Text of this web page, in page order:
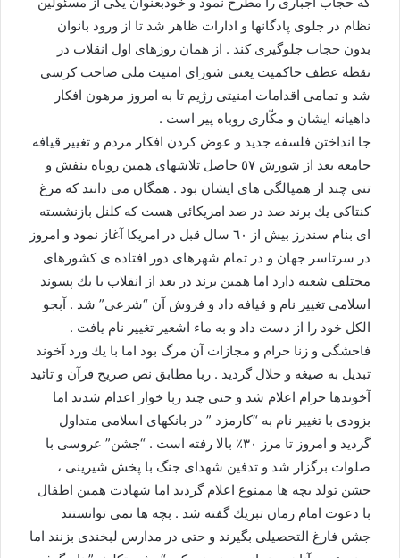
نظام در جلوى پادگانها و ادارات ظاهر شد تا از ورود بانوان
بدون حجاب جلوگيرى كند . از همان روزهاى اول انقلاب در
نقطه عطف حاكميت يعنى شوراى امنيت ملى صاحب كرسى
شد و تمامى اقدامات امنيتى رژيم تا به امروز مرهون افكار
داهيانه ايشان و مكّارى روباه پير است .
جا انداختن فلسفه جديد و عوض كردن افكار مردم و تغيير قيافه
جامعه بعد از شورش ٥٧ حاصل تلاشهاى همين روباه بنفش و
تنى چند از همپالگى هاى ايشان بود . همگان مى دانند كه مرغ
كنتاكى يك برند صد در صد امريكائى هست كه كلنل بازنشسته
اى بنام سندرز بيش از ٦٠ سال قبل در امريكا آغاز نمود و امروز
در سرتاسر جهان و در تمام شهرهاى دور افتاده ى كشورهاى
مختلف شعبه دارد اما همين برند در بعد از انقلاب با يك پسوند
اسلامى تغيير نام و قيافه داد و فروش آن “شرعى” شد . آبجو
الكل خود را از دست داد و به ماء اشعير تغيير نام يافت .
فاحشگى و زنا حرام و مجازات آن مرگ بود اما با يك ورد آخوند
تبديل به صيغه و حلال گرديد . ربا مطابق نص صريح قرآن و تائيد
آخوندها حرام اعلام شد و حتى چند ربا خوار اعدام شدند اما
بزودى با تغيير نام به “كارمزد ” در بانكهاى اسلامى متداول
گرديد و امروز تا مرز ٣٠٪؜ بالا رفته است . “جشن” عروسى با
صلوات برگزار شد و تدفين شهداى جنگ با پخش شيرينى ،
جشن تولد بچه ها ممنوع اعلام گرديد اما شهادت همين اطفال
با دعوت امام زمان تبريك گفته شد . بچه ها نمى توانستند
جشن فارغ التحصيلى بگيرند و حتى در مدارس لبخندى بزنند اما